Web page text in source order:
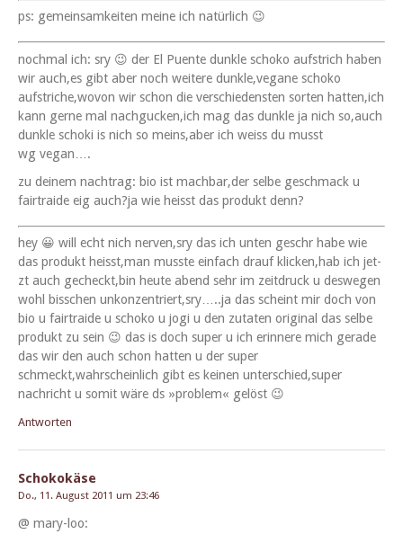
ps: gemein­samkeit­en meine ich natürlich 😉
nochmal ich: sry 😉 der El Puente dun­kle schoko auf­strich haben
wir auch,es gibt aber noch weit­ere dunkle,vegane schoko
aufstriche,wovon wir schon die ver­schieden­sten sorten hatten,ich
kann gerne mal nachgucken,ich mag das dun­kle ja nich so,auch
dun­kle scho­ki is nich so meins,aber ich weiss du musst
wg vegan….
zu deinem nach­trag: bio ist machbar,der selbe geschmack u
fair­traide eig auch?ja wie heisst das pro­dukt denn?
hey 😀 will echt nich nerven,sry das ich unten geschr habe wie
das pro­dukt heisst,man musste ein­fach drauf klicken,hab ich jet­
zt auch gecheckt,bin heute abend sehr im zeit­druck u deswe­gen
wohl biss­chen unkonzentriert,sry…..ja das scheint mir doch von
bio u fair­traide u schoko u jogi u den zutat­en orig­i­nal das selbe
pro­dukt zu sein 😉 das is doch super u ich erin­nere mich ger­ade
das wir den auch schon hat­ten u der super
schmeckt,wahrscheinlich gibt es keinen unterschied,super
nachricht u somit wäre ds »prob­lem« gelöst 😉
Antworten
Schokokäse
Do., 11. August 2011 um 23:46
@ mary-loo: